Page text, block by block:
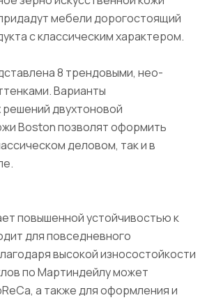
мебели дорогостоящий
с классическим характером.
8 трендовыми, нео-
Варианты
двухтоновой
Boston позволят оформить
деловом, так и в
повышенной устойчивостью к
для повседневного
высокой износостойкости
по Мартиндейлу может
а также для оформления и